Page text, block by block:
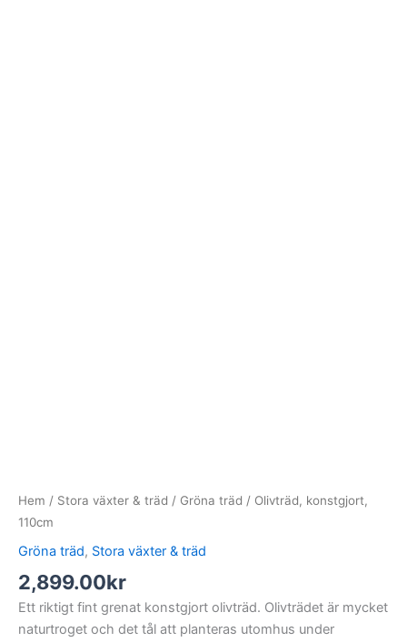
Hem / Stora växter & träd / Gröna träd / Olivträd, konstgjort,
110cm
Gröna träd, Stora växter & träd
2,899.00kr
Ett riktigt fint grenat konstgjort olivträd. Olivträdet är mycket
naturtroget och det tål att planteras utomhus under